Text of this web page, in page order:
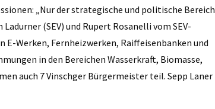
„Nur der strategische und politische Bereich
(SEV) und Rupert Rosanelli vom SEV-
Werken, Fernheizwerken, Raiffeisenbanken und
in den Bereichen Wasserkraft, Biomasse,
auch 7 Vinschger Bürgermeister teil. Sepp Laner